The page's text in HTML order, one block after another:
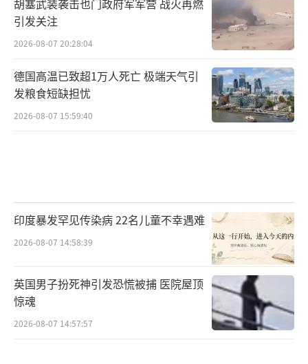
胡塞武装袭击也门政府军军营 战火再燃
引发关注
2026-08-07 20:28:04
德国高温已致超1万人死亡 极端天气引
发粮食短缺担忧
2026-08-07 15:59:40
印度暴发罕见传染病 22名儿童不幸遇难
2026-08-07 14:58:39
英国男子扮死神引发恐慌被捕 医院屋顶
惊魂
2026-08-07 14:57:57